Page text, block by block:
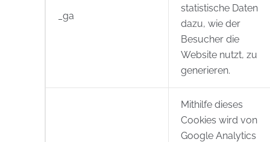
_ga
statistische Daten
dazu, wie der
Besucher die
Website nutzt, zu
generieren.
Mithilfe dieses
Cookies wird von
Google Analytics